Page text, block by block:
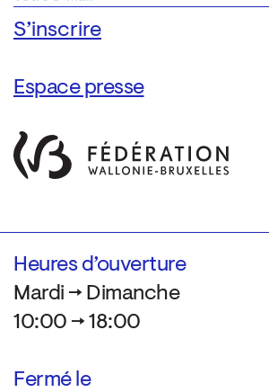
Espace presse
Heures d’ouverture
Mardi → Dimanche
10:00 → 18:00
Fermé le